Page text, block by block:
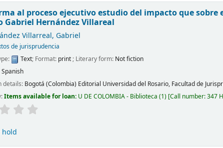
al proceso ejecutivo estudio del impacto que sobre
Gabriel Hernández Villareal
Villarreal, Gabriel
de jurisprudencia
Text; Format: print; Literary form: Not fiction
Spanish
details: Bogotá (Colombia) Editorial Universidad del Rosario, Facultad de
Items available for loan: U DE COLOMBIA - Biblioteca (1) Call number:347
hold